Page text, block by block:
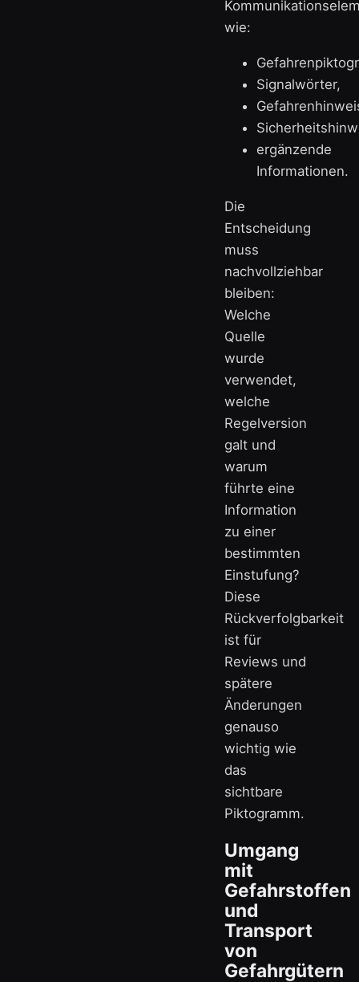
wie:
Signalwörter,
ergänzende
Informationen.
Die
Entscheidung
muss
nachvollziehbar
bleiben:
Welche
Quelle
wurde
verwendet,
welche
Regelversion
galt und
warum
führte eine
Information
zu einer
bestimmten
Einstufung?
Diese
Rückverfolgbarkeit
ist für
Reviews und
spätere
Änderungen
genauso
wichtig wie
das
sichtbare
Piktogramm.
Umgang
mit
Gefahrstoffen
und
Transport
von
Gefahrgütern